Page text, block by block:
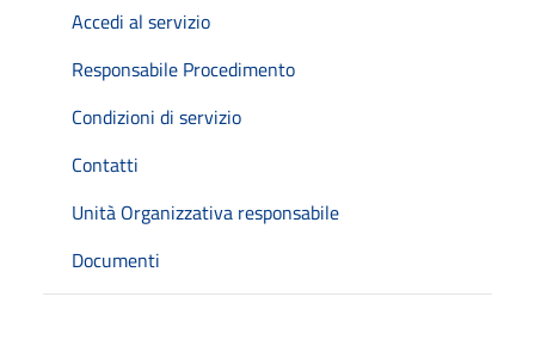
Accedi al servizio
Responsabile Procedimento
Condizioni di servizio
Contatti
Unità Organizzativa responsabile
Documenti